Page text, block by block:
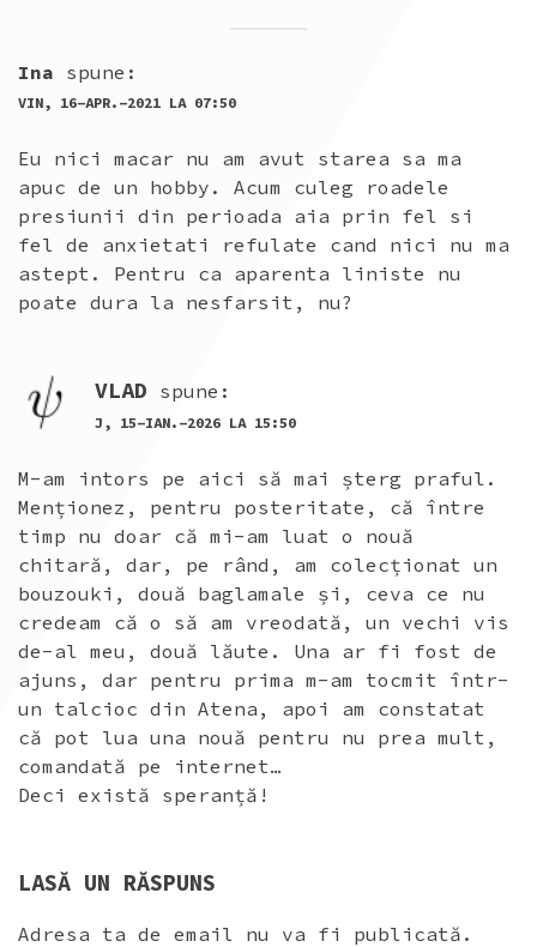
Ina spune:
VIN, 16-APR.-2021 LA 07:50
Eu nici macar nu am avut starea sa ma
apuc de un hobby. Acum culeg roadele
presiunii din perioada aia prin fel si
fel de anxietati refulate cand nici nu ma
astept. Pentru ca aparenta liniste nu
poate dura la nesfarsit, nu?
VLAD spune:
J, 15-IAN.-2026 LA 15:50
M-am intors pe aici să mai șterg praful.
Menționez, pentru posteritate, că între
timp nu doar că mi-am luat o nouă
chitară, dar, pe rând, am colecționat un
bouzouki, două baglamale și, ceva ce nu
credeam că o să am vreodată, un vechi vis
de-al meu, două lăute. Una ar fi fost de
ajuns, dar pentru prima m-am tocmit într-
un talcioc din Atena, apoi am constatat
că pot lua una nouă pentru nu prea mult,
comandată pe internet…
Deci există speranță!
LASĂ UN RĂSPUNS
Adresa ta de email nu va fi publicată.